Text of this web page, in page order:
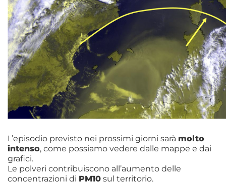
L’episodio previsto nei prossimi giorni sarà molto
intenso, come possiamo vedere dalle mappe e dai
grafici.
Le polveri contribuiscono all’aumento delle
concentrazioni di PM10 sul territorio.